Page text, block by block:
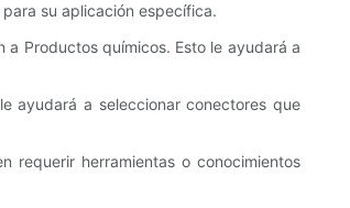
su aplicación específica.
Productos químicos. Esto le ayudará a
ayudará a seleccionar conectores que
requerir herramientas o conocimientos